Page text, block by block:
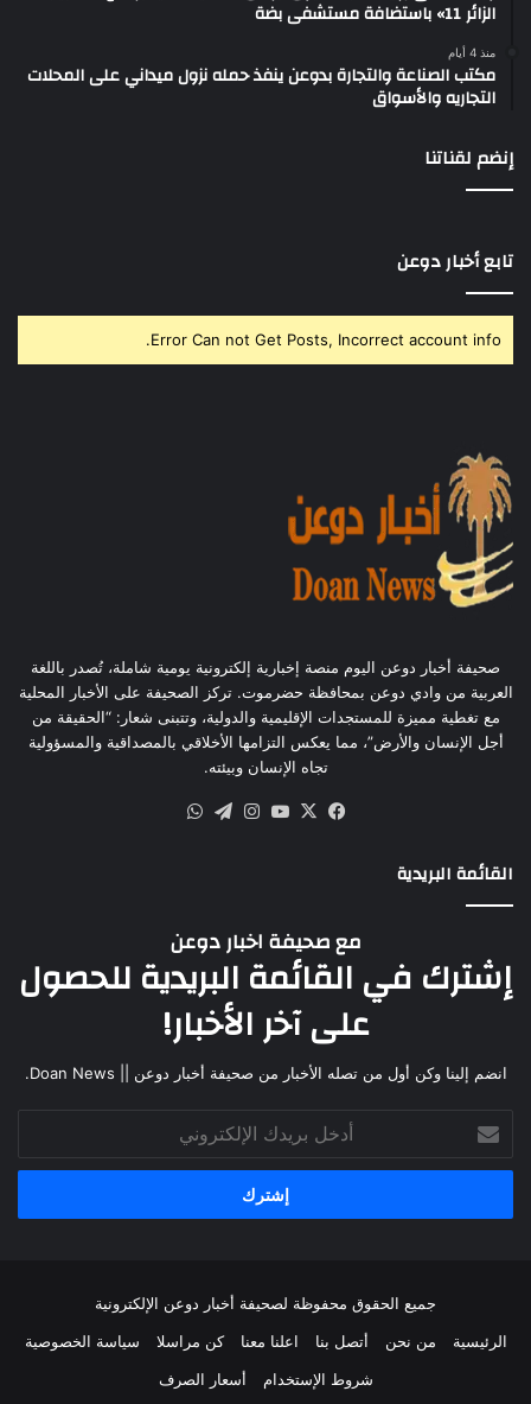
الزائر 11» باستضافة مستشفى بضة
منذ 4 أيام
مكتب الصناعة والتجارة بدوعن ينفذ حمله نزول ميداني على المحلات
التجاريه والأسواق
إنضم لقناتنا
تابع أخبار دوعن
Error Can not Get Posts, Incorrect account info.
صحيفة أخبار دوعن اليوم منصة إخبارية إلكترونية يومية شاملة، تُصدر باللغة
العربية من وادي دوعن بمحافظة حضرموت. تركز الصحيفة على الأخبار المحلية
مع تغطية مميزة للمستجدات الإقليمية والدولية، وتتبنى شعار: “الحقيقة من
أجل الإنسان والأرض”، مما يعكس التزامها الأخلاقي بالمصداقية والمسؤولية
تجاه الإنسان وبيئته.
القائمة البريدية
مع صحيفة اخبار دوعن
إشترك في القائمة البريدية للحصول
على آخر الأخبار!
انضم إلينا وكن أول من تصله الأخبار من صحيفة أخبار دوعن || Doan News.
جميع الحقوق محفوظة لصحيفة أخبار دوعن الإلكترونية
الرئيسية
من نحن أتصل بنا اعلنا معنا كن مراسلا
سياسة الخصوصية
شروط الإستخدام
أسعار الصرف